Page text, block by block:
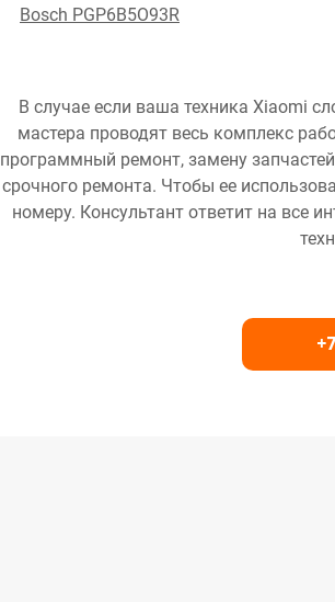
Bosch PGP6B5O93R
В случае если ваша техника Xiaomi
мастера проводят весь комплекс
программный ремонт, замену
срочного ремонта. Чтобы ее
номеру. Консультант ответит на все